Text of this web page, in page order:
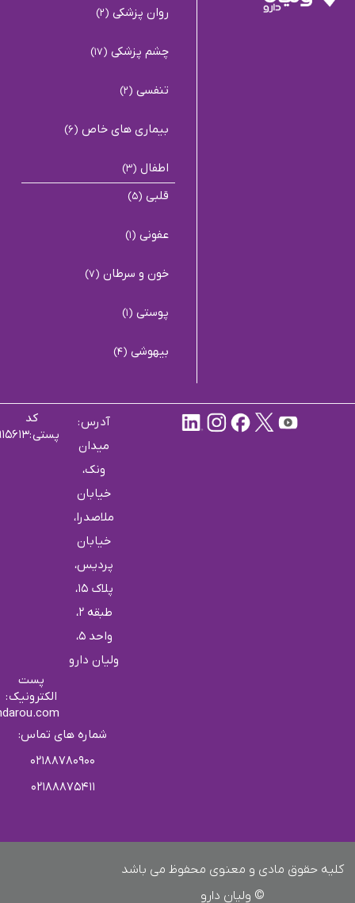
روان پزشکی (2)
چشم پزشکی (17)
تنفسی (2)
بیماری های خاص (6)
اطفال (3)
قلبی (5)
عفونی (1)
خون و سرطان (7)
پوستی (1)
بیهوشی (4)
آدرس :
میدان
ونک،
خیابان
ملاصدرا،
خیابان
پردیس،
پلاک 15،
طبقه 2،
واحد ۵،
ولیان دارو
کد
پستی :۱۹۹۱۹۱۵۶۱۳
پست
الکترونیک :
شماره های تماس:
۰۲۱۸۸۷۸۰۹۰۰
۰۲۱۸۸۸۷۵۴۱۱
کلیه حقوق مادی و معنوی محفوظ می باشد
© ولیان دارو